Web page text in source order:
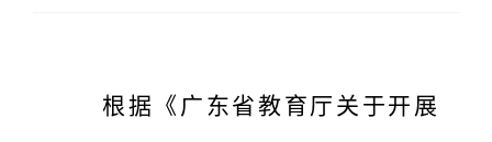
根据《广东省教育厅关于开展